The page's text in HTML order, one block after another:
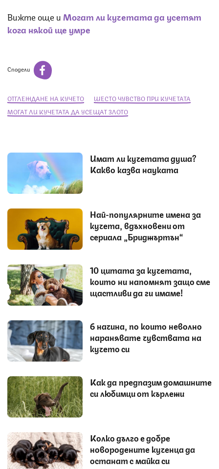
Вижте още и Могат ли кучетата да усетят
кога някой ще умре
Сподели
ОТГЛЕЖДАНЕ НА КУЧЕТО
ШЕСТО ЧУВСТВО ПРИ КУЧЕТАТА
МОГАТ ЛИ КУЧЕТАТА ДА УСЕЩАТ ЗЛОТО
Имат ли кучетата душа?
Какво казва науката
Най-популярните имена за
кучета, вдъхновени от
сериала „Бриджъртън“
10 цитата за кучетата,
които ни напомнят защо сме
щастливи да ги имаме!
6 начина, по които неволно
наранявате чувствата на
кучето си
Как да предпазим домашните
си любимци от кърлежи
Колко дълго е добре
новородените кученца да
останат с майка си